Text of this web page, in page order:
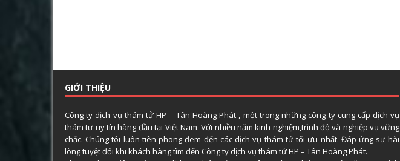
GIỚI THIỆU
Công ty dịch vụ thám tử HP – Tân Hoàng Phát , một trong những công ty cung cấp dịch vụ
thám tư uy tín hàng đầu tại Việt Nam. Với nhiều năm kinh nghiệm,trình độ và nghiệp vụ vững
chắc. Chúng tôi luôn tiên phong đem đến các dịch vụ thám tử tối ưu nhất. Đáp ứng sự hài
lòng tuyệt đối khi khách hàng tìm đến Công ty dịch vụ thám tử HP – Tân Hoàng Phát.